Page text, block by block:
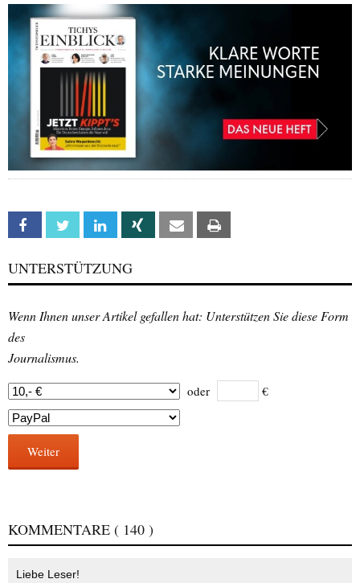
Facebook Twitter Linkedin Xing Email
UNTERSTÜTZUNG
Wenn Ihnen unser Artikel gefallen hat: Unterstützen Sie diese Form
des
Journalismus.
oder €
Weiter
KOMMENTARE ( 140 )
Liebe Leser!